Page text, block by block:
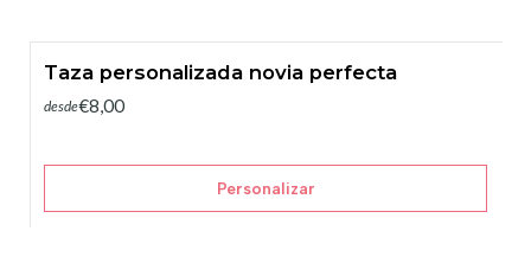
Taza personalizada novia perfecta
desde€8,00
Personalizar